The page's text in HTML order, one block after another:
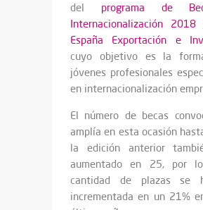
del programa de
Internacionalización 2018
España Exportación e
cuyo objetivo es la
jóvenes profesionales
en internacionalización
El número de becas
amplía en esta ocasión
la edición anterior
aumentado en 25, por
cantidad de plazas se
incrementada en un 21%